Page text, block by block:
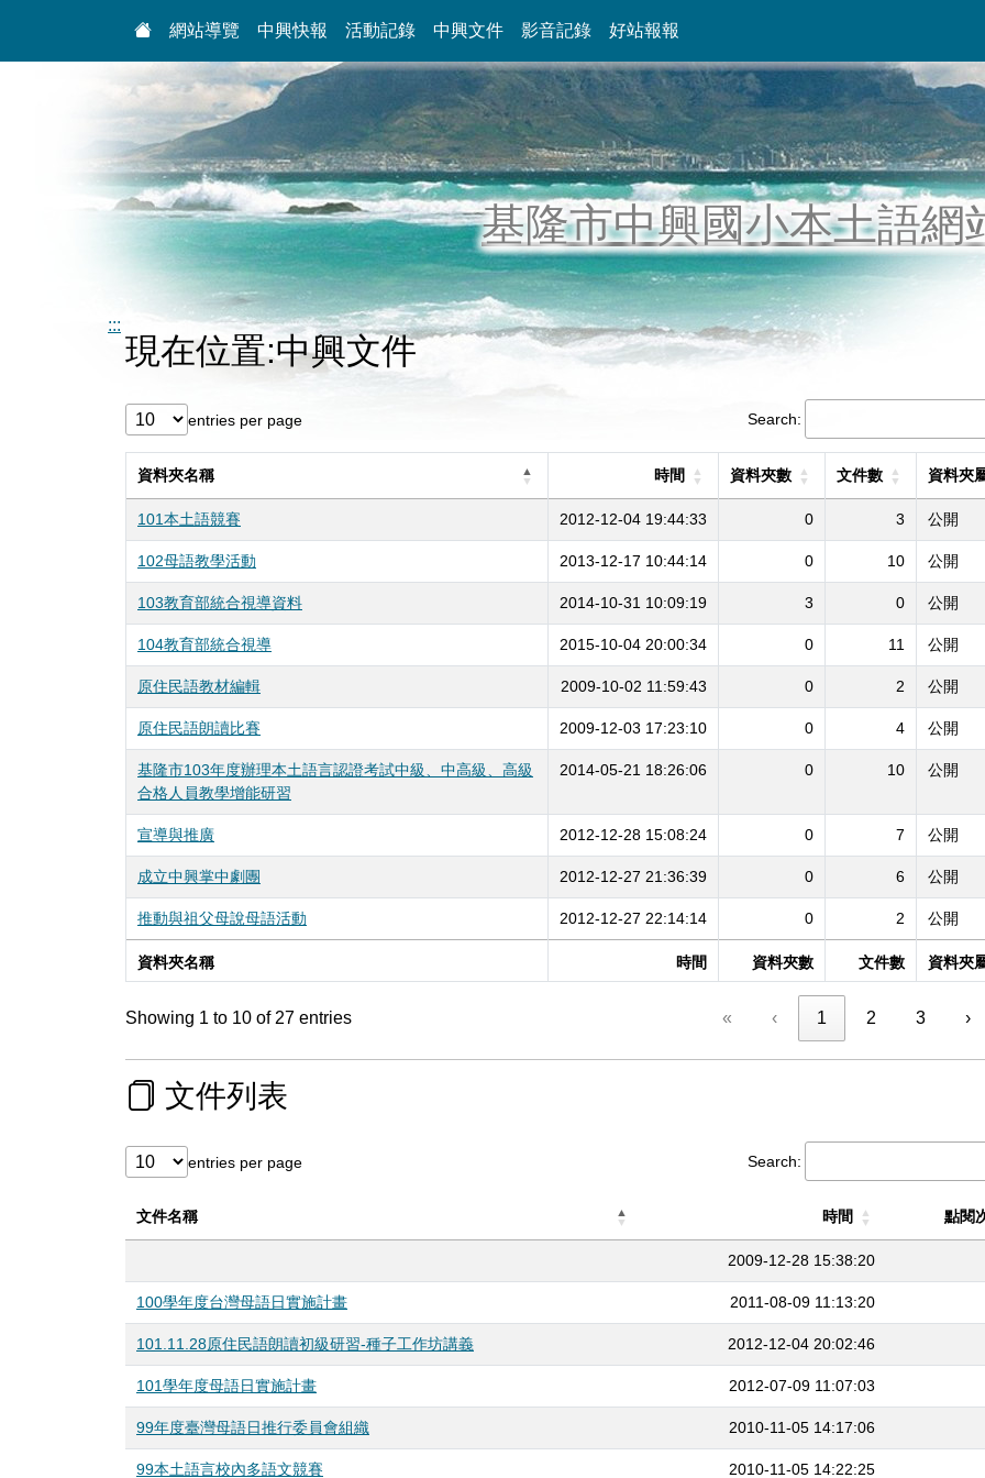
網站導覽
中興快報 活動記錄 中興文件 影音記錄 好站報報
基隆市中興國小本土語網
:::
現在位置:中興文件
entries per page Search:
資料夾名稱 時間 資料夾數 文件數 資料夾
資料夾名稱 時間 資料夾數 文件數 資料夾
101本土語競賽 2012-12-04 19:44:33 0 3 公開
102母語教學活動 2013-12-17 10:44:14 0 10 公開
103教育部統合視導資料 2014-10-31 10:09:19 3 0 公開
104教育部統合視導 2015-10-04 20:00:34 0 11 公開
原住民語教材編輯 2009-10-02 11:59:43 0 2 公開
原住民語朗讀比賽 2009-12-03 17:23:10 0 4 公開
基隆市103年度辦理本土語言認證考試中級、中高級、高級
合格人員教學增能研習
2014-05-21 18:26:06 0 10 公開
宣導與推廣 2012-12-28 15:08:24 0 7 公開
成立中興掌中劇團 2012-12-27 21:36:39 0 6 公開
推動與祖父母說母語活動 2012-12-27 22:14:14 0 2 公開
Showing 1 to 10 of 27 entries « ‹ 1 2 3 ›
文件列表
entries per page Search:
文件名稱 時間 點閱
2009-12-28 15:38:20
100學年度台灣母語日實施計畫 2011-08-09 11:13:20
101.11.28原住民語朗讀初級研習-種子工作坊講義 2012-12-04 20:02:46
101學年度母語日實施計畫 2012-07-09 11:07:03
99年度臺灣母語日推行委員會組織 2010-11-05 14:17:06
99本土語言校內多語文競賽 2010-11-05 14:22:25